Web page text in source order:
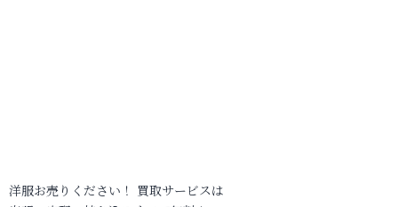
洋服お売りください！ 買取サービスは